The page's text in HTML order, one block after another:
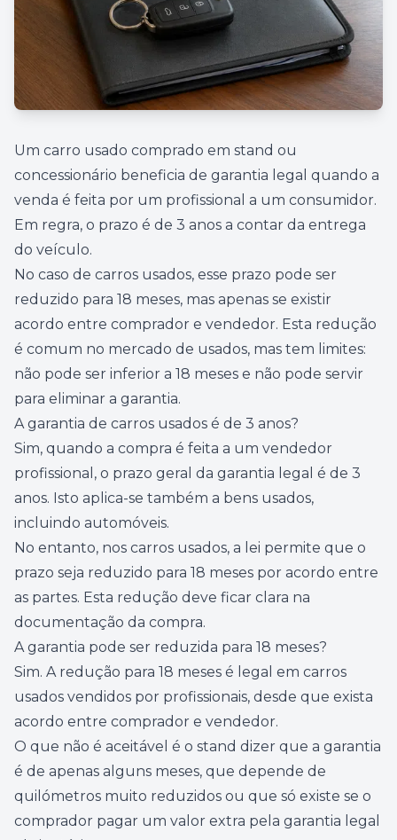
Um carro usado comprado em stand ou
concessionário beneficia de garantia legal quando a
venda é feita por um profissional a um consumidor.
Em regra, o prazo é de 3 anos a contar da entrega
do veículo.
No caso de carros usados, esse prazo pode ser
reduzido para 18 meses, mas apenas se existir
acordo entre comprador e vendedor. Esta redução
é comum no mercado de usados, mas tem limites:
não pode ser inferior a 18 meses e não pode servir
para eliminar a garantia.
A garantia de carros usados é de 3 anos?
Sim, quando a compra é feita a um vendedor
profissional, o prazo geral da garantia legal é de 3
anos. Isto aplica-se também a bens usados,
incluindo automóveis.
No entanto, nos carros usados, a lei permite que o
prazo seja reduzido para 18 meses por acordo entre
as partes. Esta redução deve ficar clara na
documentação da compra.
A garantia pode ser reduzida para 18 meses?
Sim. A redução para 18 meses é legal em carros
usados vendidos por profissionais, desde que exista
acordo entre comprador e vendedor.
O que não é aceitável é o stand dizer que a garantia
é de apenas alguns meses, que depende de
quilómetros muito reduzidos ou que só existe se o
comprador pagar um valor extra pela garantia legal